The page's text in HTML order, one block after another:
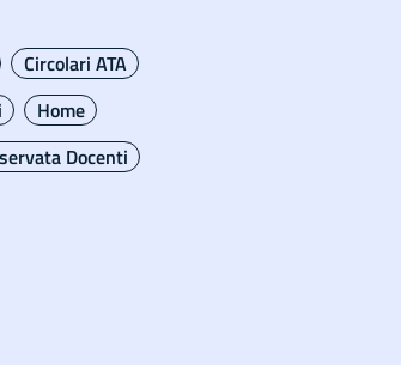
Circolari ATA
Home
Docenti